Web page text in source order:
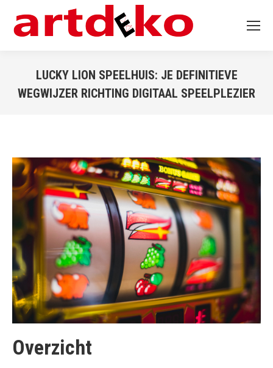
LUCKY LION SPEELHUIS: JE DEFINITIEVE
WEGWIJZER RICHTING DIGITAAL SPEELPLEZIER
Overzicht